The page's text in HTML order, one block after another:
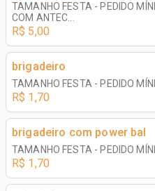
TAMANHO FESTA - PEDIDO
COM ANTEC...
R$ 5,00
brigadeiro
TAMANHO FESTA - PEDIDO
R$ 1,70
brigadeiro com power bal
TAMANHO FESTA - PEDIDO
R$ 1,70